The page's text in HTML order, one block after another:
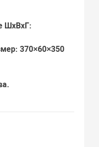
ШхВхГ:
370×60×350